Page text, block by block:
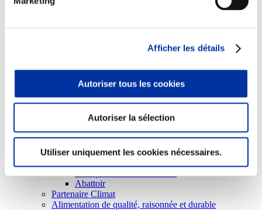
Afficher les détails
Autoriser tous les cookies
Autoriser la sélection
Utiliser uniquement les cookies nécessaires.
Abattoir
Partenaire Climat
Alimentation de qualité, raisonnée et durable